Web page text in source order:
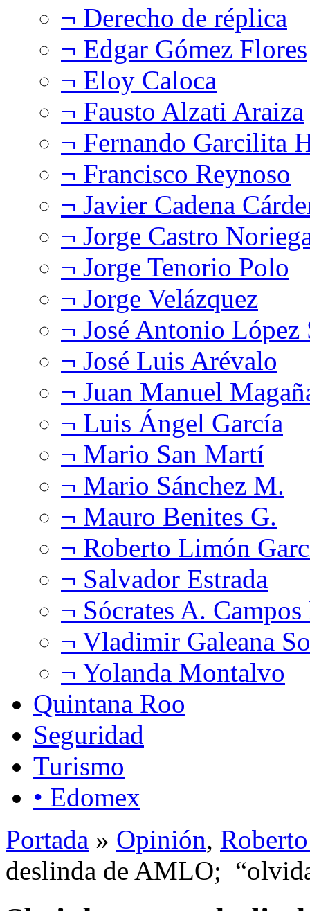
¬ Derecho de réplica
¬ Edgar Gómez Flores
¬ Eloy Caloca
¬ Fausto Alzati Araiza
¬ Fernando Garcilita
¬ Francisco Reynoso
¬ Javier Cadena
¬ Jorge Castro
¬ Jorge Tenorio Polo
¬ Jorge Velázquez
¬ José Antonio López
¬ José Luis Arévalo
¬ Juan Manuel
¬ Luis Ángel García
¬ Mario San Martí
¬ Mario Sánchez M.
¬ Mauro Benites G.
¬ Roberto Limón
¬ Salvador Estrada
¬ Sócrates A.
¬ Vladimir Galeana
¬ Yolanda Montalvo
Quintana Roo
Seguridad
Turismo
• Edomex
Portada » Opinión,
deslinda de AMLO;